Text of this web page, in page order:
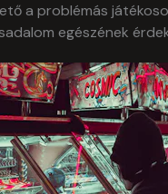
a problémás
egészének